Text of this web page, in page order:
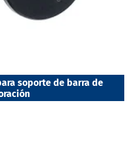
soporte de barra de